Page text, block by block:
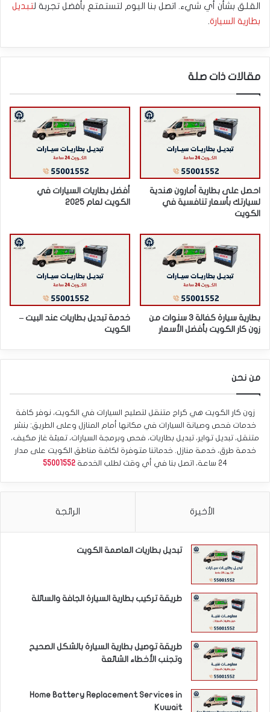
القلق بشأن أي شيء. اتصل بنا اليوم لتستمتع بأفضل تجربة لتبديل
بطارية السيارة.
مقالات ذات صلة
احصل على بطارية أمارون هندية
لسيارتك بأسعار تنافسية في
الكويت
أفضل بطاريات السيارات في
الكويت لعام 2025
بطارية سيارة كفالة 3 سنوات من
زون كار الكويت بأفضل الأسعار
خدمة تبديل بطاريات عند البيت –
الكويت
من نحن
زون كار الكويت هي كراج متنقل لتصليح السيارات في الكويت، نوفر كافة
خدمات فحص وصيانة السيارات في مكانها أمام المنازل وعلى الطريق: بنشر
متنقل، تبديل تواير، تبديل بطاريات، فحص وبرمجة السيارات، تعبئة غاز مكيف،
خدمة طرق، خدمة منازل. خدماتنا متوفرة لكافة مناطق الكويت على مدار
24 ساعة، اتصل بنا في أي وقت لطلب الخدمة
55001552
الأخيرة الرائجة
تبديل بطاريات العاصمة الكويت
طريقة تركيب بطارية السيارة الجافة والسائلة
طريقة توصيل بطارية السيارة بالشكل الصحيح
وتجنب الأخطاء الشائعة
Home Battery Replacement Services in
Kuwait